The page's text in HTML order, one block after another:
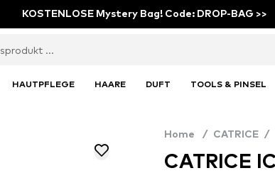
KOSTENLOSE Mystery Bag! Code: DROP-BAG >>
HAUTPFLEGE HAARE DUFT TOOLS & PINSEL
Home / CATRICE /
CATRICE